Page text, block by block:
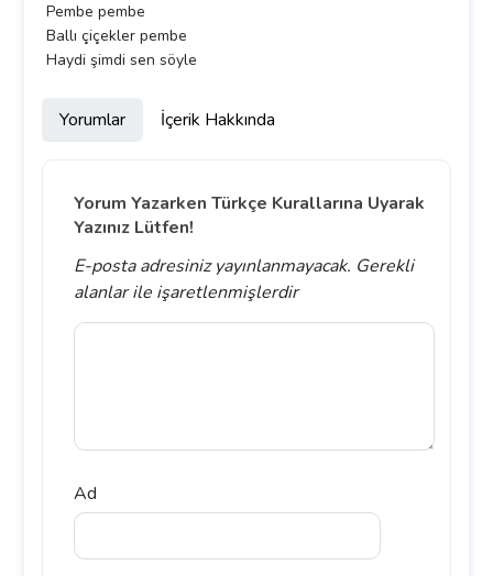
Pembe pembe
Ballı çiçekler pembe
Haydi şimdi sen söyle
Yorumlar İçerik Hakkında
Yorum Yazarken Türkçe Kurallarına Uyarak
Yazınız Lütfen!
E-posta adresiniz yayınlanmayacak. Gerekli
alanlarile işaretlenmişlerdir
Ad